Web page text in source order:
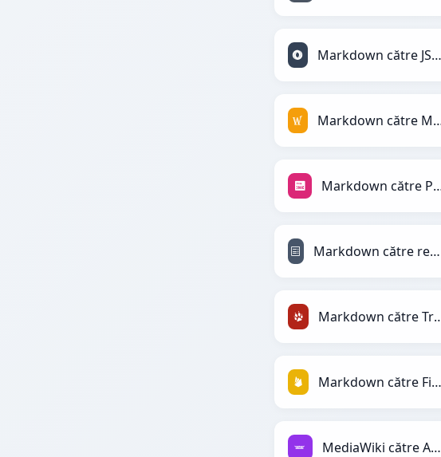
Markdown către JSONLines
Markdown
Markdown
Markdown către reStructuredText
Markdown către Firebase
MediaWiki către Avro